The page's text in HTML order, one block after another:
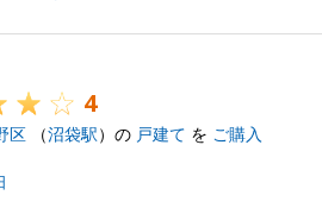
でございます。
いです。
をご愛顧のほどよろしくお願い
4
区 （沼袋駅）の 戸建て を ご購入